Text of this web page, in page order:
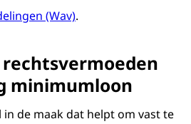
(Wav).
minimumloon
in de maak dat helpt om vast te